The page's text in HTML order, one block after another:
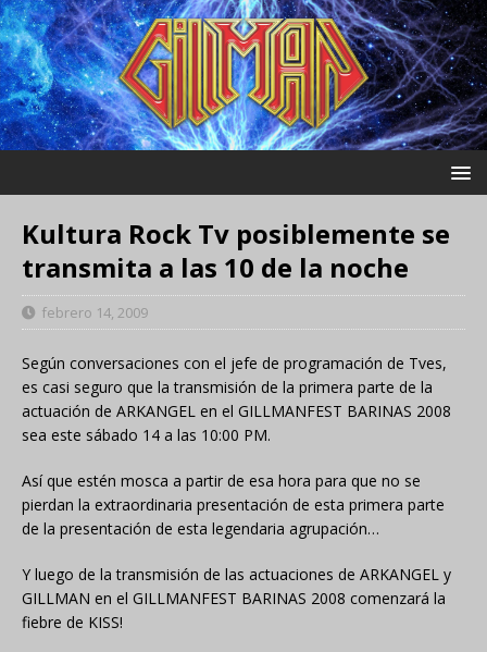
Kultura Rock Tv posiblemente se
transmita a las 10 de la noche
febrero 14, 2009
Según conversaciones con el jefe de programación de Tves,
es casi seguro que la transmisión de la primera parte de la
actuación de ARKANGEL en el GILLMANFEST BARINAS 2008
sea este sábado 14 a las 10:00 PM.
Así que estén mosca a partir de esa hora para que no se
pierdan la extraordinaria presentación de esta primera parte
de la presentación de esta legendaria agrupación…
Y luego de la transmisión de las actuaciones de ARKANGEL y
GILLMAN en el GILLMANFEST BARINAS 2008 comenzará la
fiebre de KISS!